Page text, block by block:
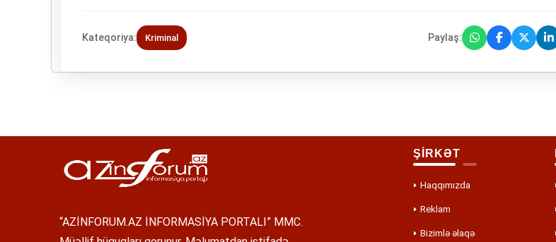
Kateqoriya: Kriminal Paylaş:
“AZİNFORUM.AZ İNFORMASİYA PORTALI” MMC.
ŞİRKƏT
Haqqımızda
Reklam
Bizimlə əlaqə